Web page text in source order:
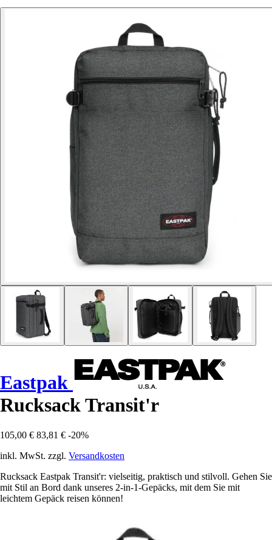
Eastpak
Rucksack Transit'r
105,00 € 83,81 € -20%
inkl. MwSt. zzgl. Versandkosten
Rucksack Eastpak Transit'r: vielseitig, praktisch und stilvoll. Gehen Sie
mit Stil an Bord dank unseres 2-in-1-Gepäcks, mit dem Sie mit
leichtem Gepäck reisen können!